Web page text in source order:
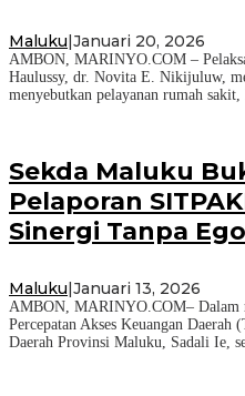
Maluku|Januari 20, 2026
AMBON, MARINYO.COM –
Haulussy, dr. Novita E. Nikijuluw,
menyebutkan pelayanan rumah sakit,
Sekda Maluku
Pelaporan
Sinergi Tanpa
Maluku Januari 13, 2026
AMBON, MARINYO.COM– Dalam
Percepatan Akses Keuangan
Daerah Provinsi Maluku, Sadali Ie,